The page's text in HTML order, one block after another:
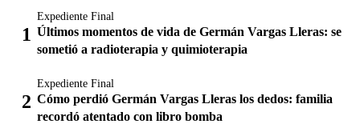
Expediente Final
Últimos momentos de vida de Germán Vargas Lleras: se
sometió a radioterapia y quimioterapia
Expediente Final
Cómo perdió Germán Vargas Lleras los dedos: familia
recordó atentado con libro bomba